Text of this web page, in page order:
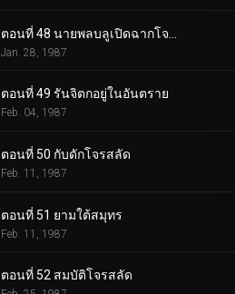
Jan. 28, 1987
ตอนที่ 49 รันจิตกอยู่ในอันตราย
Feb. 04, 1987
ตอนที่ 50 กับดักโจรสลัด
Feb. 11, 1987
ตอนที่ 51 ยามใต้สมุทร
Feb. 11, 1987
ตอนที่ 52 สมบัติโจรสลัด